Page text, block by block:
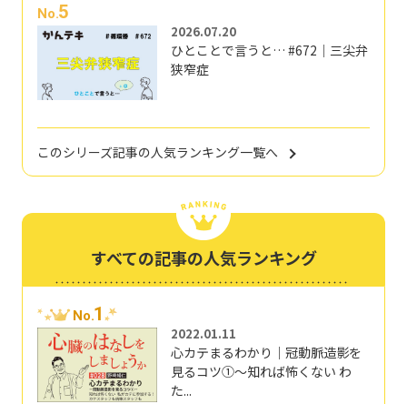
No.5
2026.07.20
ひとことで言うと… #672｜三尖弁
狭窄症
このシリーズ記事の人気ランキング一覧へ
すべての記事の人気ランキング
No.1
2022.01.11
心カテまるわかり｜冠動脈造影を
見るコツ①～知れば怖くない わ
た...